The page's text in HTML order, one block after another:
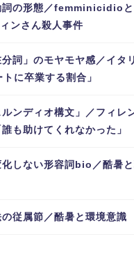
詞の形態／femminicidioと
ンさん殺人事件
分詞」のモヤモヤ感／イタ
に卒業する割合」
ルンディオ構文」／フィレ
も助けてくれなかった」
化しない形容詞bio／酷暑
の従属節／酷暑と環境意識